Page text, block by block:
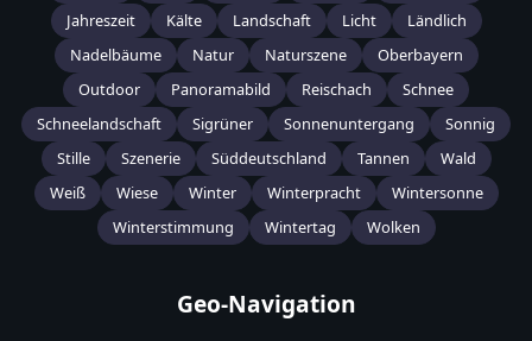
Jahreszeit
Kälte Landschaft Licht
Ländlich
Nadelbäume
Natur Naturszene
Oberbayern
Outdoor
Panoramabild Reischach
Schnee
Schneelandschaft
Sigrüner Sonnenuntergang
Sonnig
Stille
Szenerie Süddeutschland Tannen
Wald
Weiß
Wiese Winter Winterpracht
Wintersonne
Winterstimmung
Wintertag Wolken
Geo-Navigation